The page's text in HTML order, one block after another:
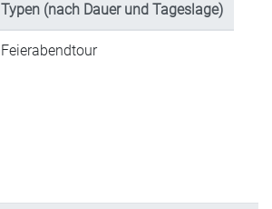
Typen (nach Dauer und Tageslage)
Feierabendtour